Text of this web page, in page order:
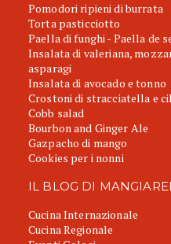
Pomodori ripieni di burrata
Torta pasticciotto
Paella di funghi - Paella de
Insalata di valeriana,
asparagi
Insalata di avocado e tonno
Crostoni di stracciatella e
Cobb salad
Bourbon and Ginger Ale
Gazpacho di mango
Cookies per i nonni
IL BLOG DI
Cucina Internazionale
Cucina Regionale